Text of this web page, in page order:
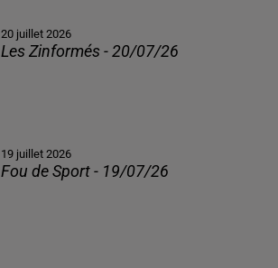
20 juillet 2026
Les Zinformés - 20/07/26
19 juillet 2026
Fou de Sport - 19/07/26